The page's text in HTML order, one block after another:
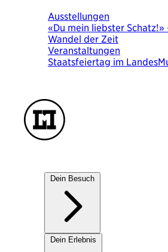
Ausstellungen
Was heute wichtig war.
von Ursula Wolf
Veranstaltungen
KulturSuppe mit der
Dein Besuch
Unsere Häuser
Dein Erlebnis